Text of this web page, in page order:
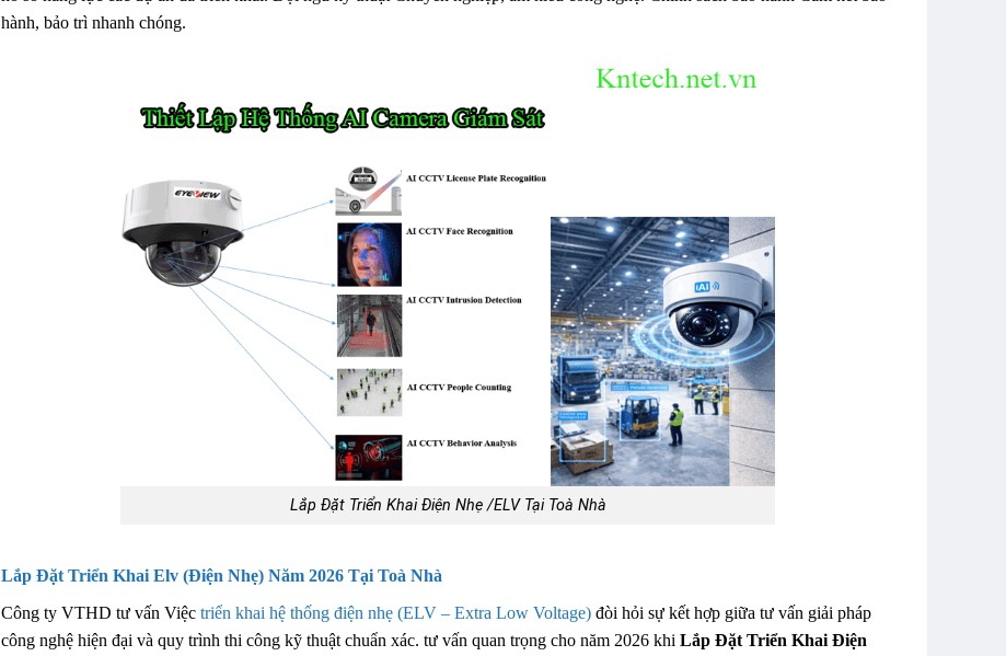
hành, bảo trì nhanh chóng.
Lắp Đặt Triển Khai Điện Nhẹ /ELV Tại Toà Nhà
Lắp Đặt Triển Khai Elv (Điện Nhẹ) Năm 2026 Tại Toà Nhà
Công ty VTHD tư vấn Việc triển khai hệ thống điện nhẹ (ELV – Extra Low Voltage) đòi hỏi sự kết hợp giữa tư vấn giải pháp
công nghệ hiện đại và quy trình thi công kỹ thuật chuẩn xác. tư vấn quan trọng cho năm 2026 khi Lắp Đặt Triển Khai Điện